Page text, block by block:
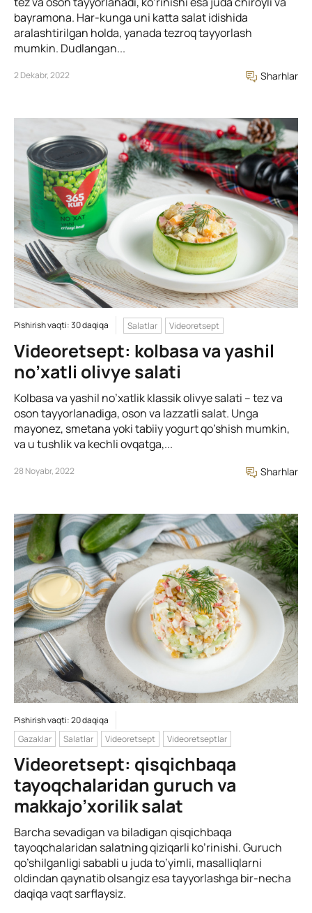
bayramona. Har-kunga uni katta salat idishida
aralashtirilgan holda, yanada tezroq tayyorlash
mumkin. Dudlangan...
2 Dekabr, 2022 Sharhlar
Pishirish vaqti: 30 daqiqa Salatlar Videoretsept
Videoretsept: kolbasa va yashil
no’xatli olivye salati
Kolbasa va yashil no’xatlik klassik olivye salati – tez va
oson tayyorlanadiga, oson va lazzatli salat. Unga
mayonez, smetana yoki tabiiy yogurt qo’shish mumkin,
va u tushlik va kechli ovqatga,...
28 Noyabr, 2022 Sharhlar
Pishirish vaqti: 20 daqiqa
Gazaklar
Salatlar Videoretsept Videoretseptlar
Videoretsept: qisqichbaqa
tayoqchalaridan guruch va
makkajo’xorilik salat
Barcha sevadigan va biladigan qisqichbaqa
tayoqchalaridan salatning qiziqarli ko’rinishi. Guruch
qo’shilganligi sababli u juda to’yimli, masalliqlarni
oldindan qaynatib olsangiz esa tayyorlashga bir-necha
daqiqa vaqt sarflaysiz.